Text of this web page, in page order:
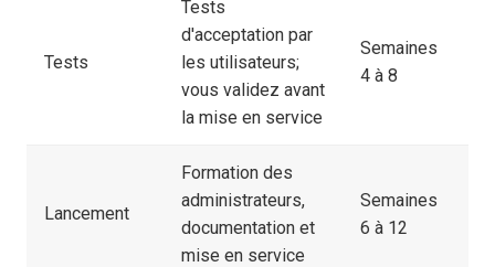
Tests
Tests
d'acceptation par
les utilisateurs;
vous validez avant
la mise en service
Semaines
4 à 8
Lancement
Formation des
administrateurs,
documentation et
mise en service
Semaines
6 à 12